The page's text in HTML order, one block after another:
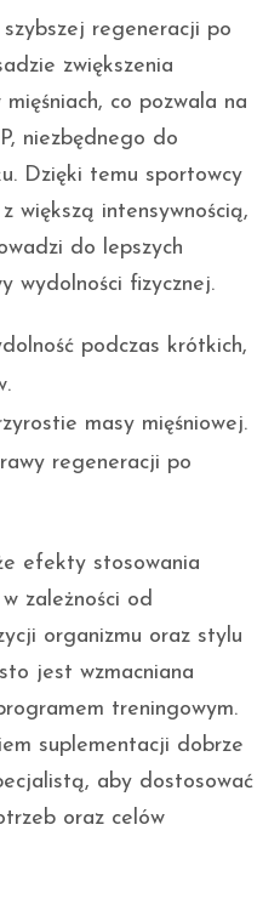
regeneracji po
zwiększenia
co pozwala na
niezbędnego do
Dzięki temu sportowcy
większą intensywnością,
do lepszych
wydolności fizycznej.
podczas krótkich,
masy mięśniowej.
regeneracji po
efekty stosowania
zależności od
organizmu oraz stylu
jest wzmacniana
treningowym.
suplementacji dobrze
aby dostosować
oraz celów